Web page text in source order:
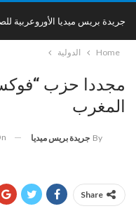
جريدة بريس ميديا الأوروعربية
Home الدولية
مجددا حزب
المغرب
By جريدة بريس ميديا
Share